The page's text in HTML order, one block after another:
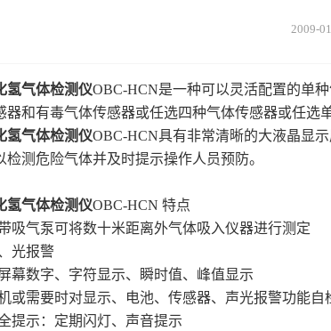
2009-
氢气体检测仪OBC-HCN是一种可以灵活配置的单
器和有毒气体传感器或任选四种气体传感器或任选
氢气体检测仪OBC-HCN具有非常清晰的大液晶显
检测危险气体并及时提示操作人员预防。
氢气体检测仪OBC-HCN 特点
吸气泵可将数十米距离外气体吸入仪器进行测定
光报警
幕数字、字符显示、瞬时值、峰值显示
或需要时对显示、电池、传感器、声光报警功能自
提示：定期闪灯、声音提示